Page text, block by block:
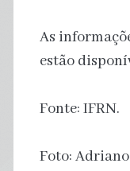
As
estão
Fonte: IFRN.
Foto: